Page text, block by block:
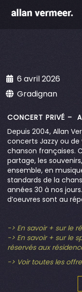
6 avril 2026
Gradignan
CONCERT PRIVÉ
Depuis 2004, Allan
concerts Jazzy ou
chanson françaises.
partage, les
ensemble, en
standards de la
années 30 à nos
d’oeuvres sont au
-> En savoir + sur le
-> En savoir + sur le
réservés aux
-> Voir toutes les